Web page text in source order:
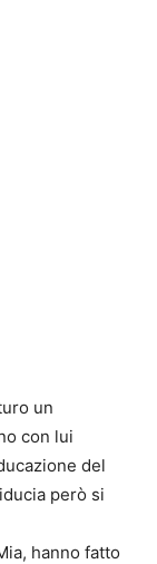
un
con lui
del
però si
hanno fatto